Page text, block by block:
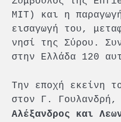
ΜΙΤ) και η
εισαγωγή του,
νησί της Σύρου.
στην Ελλάδα 120
Την εποχή εκείνη
στον Γ.
Αλέξανδρος και